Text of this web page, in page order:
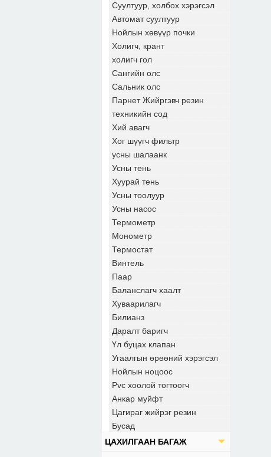
Суултуур, холбох хэрэгсэл
Автомат суултуур
Нойлын хөвүүр почки
Холигч, крант
холигч гол
Сангийн олс
Сальник олс
Парнет Жийргэвч резин
техникийн сод
Хий авагч
Хог шүүгч фильтр
усны шалаанк
Усны тень
Хуурай тень
Усны тоолуур
Усны насос
Термометр
Монометр
Термостат
Винтель
Паар
Баланслагч хаалт
Хуваарилагч
Билианз
Даралт баригч
Үл буцах клапан
Угаалгын өрөөний хэрэгсэл
Нойлын ноцоос
Pvc хоолой тогтоогч
Анкар муйфт
Цагираг жийрэг резин
Бусад
ЦАХИЛГААН БАГАЖ